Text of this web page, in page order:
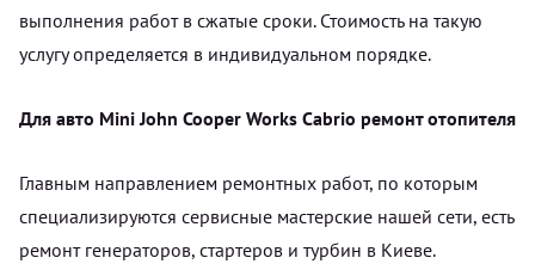
выполнения работ в сжатые сроки. Стоимость на такую
услугу определяется в индивидуальном порядке.
Для авто Mini John Cooper Works Cabrio ремонт отопителя
Главным направлением ремонтных работ, по которым
специализируются сервисные мастерские нашей сети, есть
ремонт генераторов, стартеров и турбин в Киеве.